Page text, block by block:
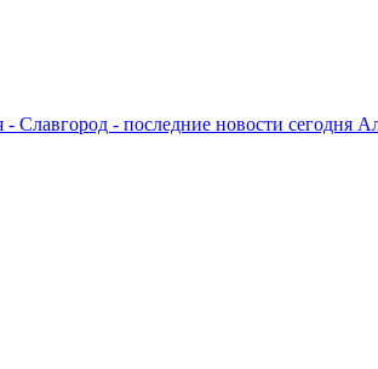
Славгород - последние новости сегодня